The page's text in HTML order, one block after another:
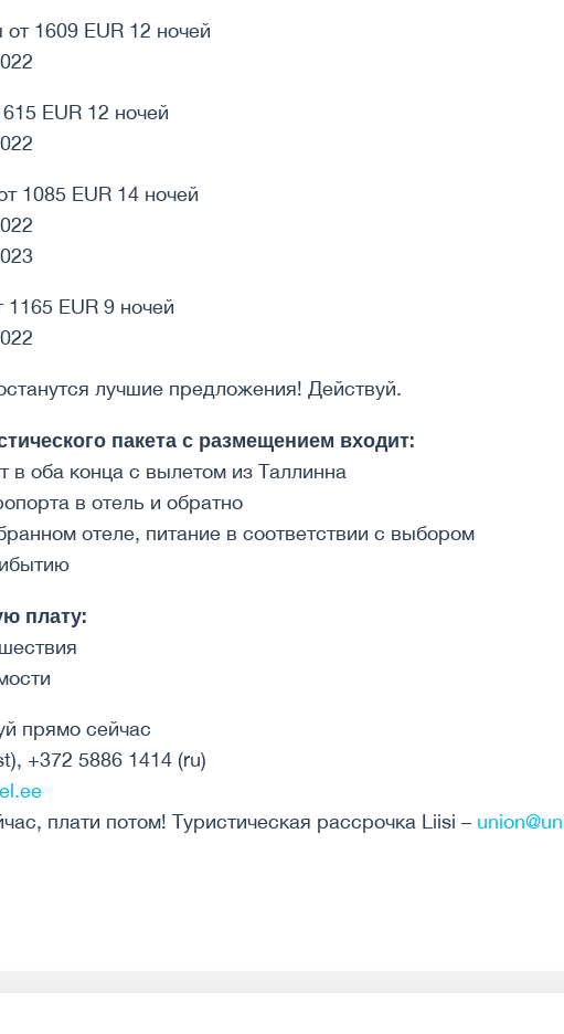
1609 EUR 12 ночей
EUR 12 ночей
1085 EUR 14 ночей
EUR 9 ночей
лучшие предложения! Действуй.
пакета с размещением входит:
в оба конца с вылетом из Таллинна
в отель и обратно
отеле, питание в соответствии с выбором
плату:
прямо сейчас
+372 5886 1414 (ru)
плати потом! Туристическая рассрочка Liisi –